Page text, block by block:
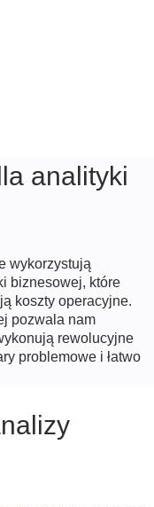
analityki
wykorzystują
biznesowej, które
koszty operacyjne.
pozwala nam
rewolucyjne
problemowe i łatwo